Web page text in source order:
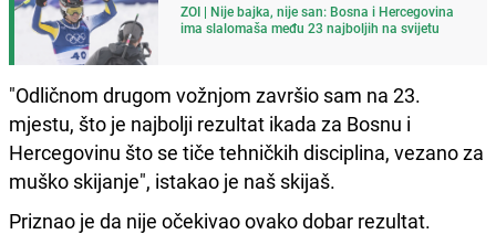
ZOI | Nije bajka, nije san: Bosna i Hercegovina
ima slalomaša među 23 najboljih na svijetu
"Odličnom drugom vožnjom završio sam na 23.
mjestu, što je najbolji rezultat ikada za Bosnu i
Hercegovinu što se tiče tehničkih disciplina, vezano za
muško skijanje", istakao je naš skijaš.
Priznao je da nije očekivao ovako dobar rezultat.